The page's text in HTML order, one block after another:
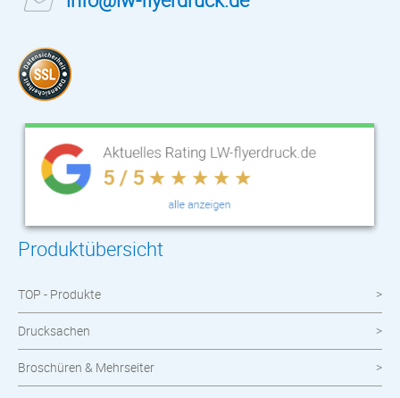
Produktübersicht
TOP - Produkte
Drucksachen
Broschüren & Mehrseiter